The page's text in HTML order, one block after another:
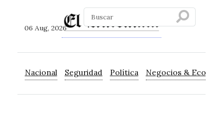
06 Aug, 2026
Nacional Seguridad Política Negocios &